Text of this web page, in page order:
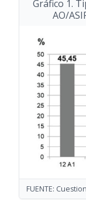
Gráfico 1.
AO/
FUENTE: